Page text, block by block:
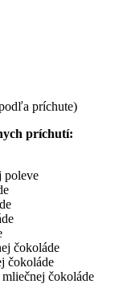
príchute)
príchutí:
poleve
čokoláde
čokoláde
čokoláde